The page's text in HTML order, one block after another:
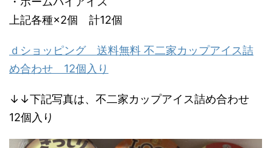
上記各種×2個 計12個
ｄショッピング 送料無料 不二家カップアイス詰
め合わせ 12個入り
↓↓下記写真は、不二家カップアイス詰め合わせ
12個入り